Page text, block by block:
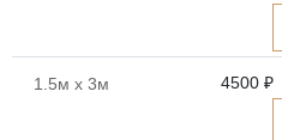
1.5м x 3м 4500 ₽